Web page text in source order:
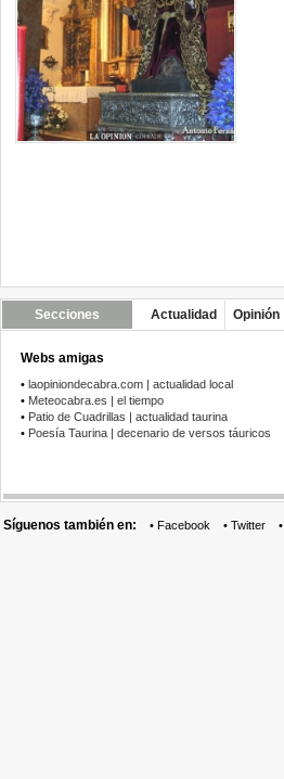
Secciones Actualidad Opinión
Webs amigas
• laopiniondecabra.com | actualidad local
• Meteocabra.es | el tiempo
• Patio de Cuadrillas | actualidad taurina
• Poesía Taurina | decenario de versos táuricos
Síguenos también en: • Facebook • Twitter •